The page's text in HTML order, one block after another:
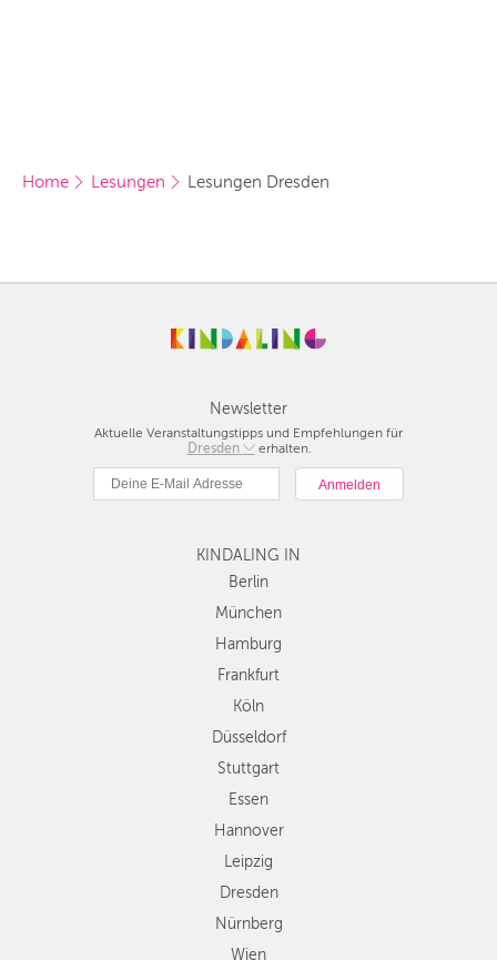
Home Lesungen Lesungen Dresden
Newsletter
Aktuelle Veranstaltungstipps und Empfehlungen für
Dresden
Berlin
Hamburg
Köln
Stuttgart
Nürnberg
Andere
Regionen
erhalten.
KINDALING IN
Berlin
München
Hamburg
Frankfurt
Köln
Düsseldorf
Stuttgart
Essen
Hannover
Leipzig
Dresden
Nürnberg
Wien